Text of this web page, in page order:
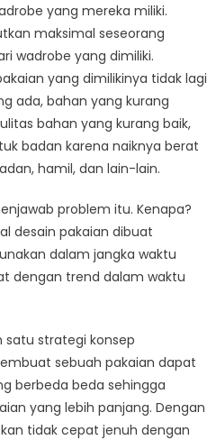
yang mereka miliki.
maksimal seseorang
wadrobe yang dimiliki.
yang dimilikinya tidak lagi
ada, bahan yang kurang
bahan yang kurang baik,
badan karena naiknya berat
hamil, dan lain-lain.
problem itu. Kenapa?
desain pakaian dibuat
dalam jangka waktu
dengan trend dalam waktu
satu strategi konsep
sebuah pakaian dapat
berbeda beda sehingga
yang lebih panjang. Dengan
tidak cepat jenuh dengan